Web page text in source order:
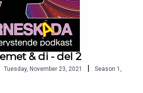
& di - del 2
Tuesday, November 23, 2021 | Season 1